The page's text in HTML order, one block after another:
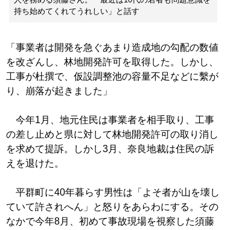
持ち始めてくれてうれしい」と話す
「事業者は開発を急ぐあまり造成地の勾配の数値
を改ざんし、林地開発許可を取得した。しかし、
工事が杜撰で、仮設調整池の容量不足などに繫が
り、崩落が起きました」
今年1月、地元住民は事業者を相手取り、工事
の差し止めと県に対して林地開発許可の取り消し
を求めて提訴。しかし3月、奈良地裁は住民の訴
えを退けた。
平群町に40年暮らす男性は「よそ者が山を壊し
ていて許されへん」と怒りをあらわにする。その
なかで今年8月、初めて事故現場を視察した須藤